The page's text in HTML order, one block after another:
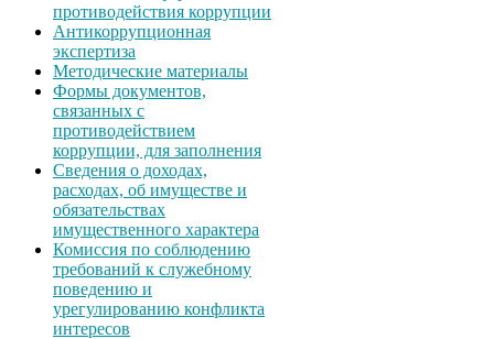
противодействия коррупции
Антикоррупционная
экспертиза
Методические материалы
Формы документов,
связанных с
противодействием
коррупции, для заполнения
Сведения о доходах,
расходах, об имуществе и
обязательствах
имущественного характера
Комиссия по соблюдению
требований к служебному
поведению и
урегулированию конфликта
интересов